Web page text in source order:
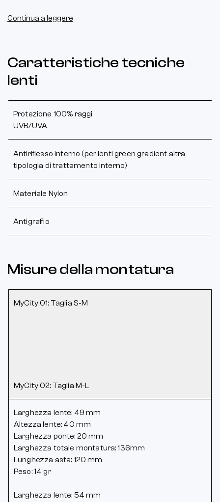
Continua a leggere
Caratteristiche tecniche
lenti
Protezione 100% raggi
UVB/UVA
Antiriflesso interno (per lenti green gradient altra
tipologia di trattamento interno)
Materiale Nylon
Antigraffio
Misure della montatura
MyCity 01: Taglia S-M
MyCity 02: Taglia M-L
Larghezza lente: 49 mm
Altezza lente: 40 mm
Larghezza ponte: 20 mm
Larghezza totale montatura: 136mm
Lunghezza asta: 120 mm
Peso: 14 gr
Larghezza lente: 54 mm